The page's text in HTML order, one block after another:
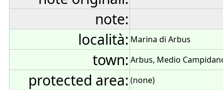
note:
località: Marina di Arbus
town: Arbus, Medio
protected area: (none)